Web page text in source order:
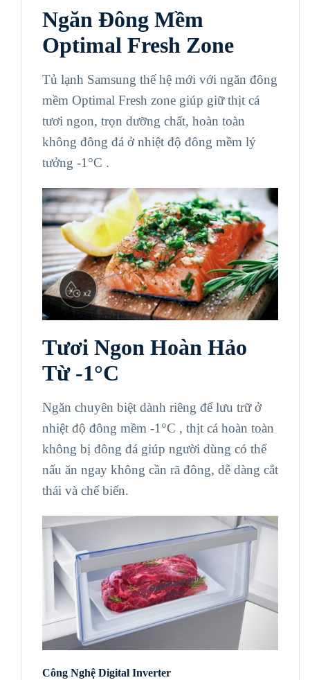
Ngăn Đông Mềm
Optimal Fresh Zone
Tủ lạnh Samsung thế hệ mới với ngăn đông
mềm Optimal Fresh zone giúp giữ thịt cá
tươi ngon, trọn dưỡng chất, hoàn toàn
không đông đá ở nhiệt độ đông mềm lý
tưởng -1°C .
Tươi Ngon Hoàn Hảo
Từ -1°C
Ngăn chuyên biệt dành riêng để lưu trữ ở
nhiệt độ đông mềm -1°C , thịt cá hoàn toàn
không bị đông đá giúp người dùng có thể
nấu ăn ngay không cần rã đông, dễ dàng cắt
thái và chế biến.
Công Nghệ Digital Inverter